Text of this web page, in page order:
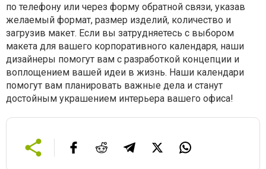
по телефону или через форму обратной связи, указав
желаемый формат, размер изделий, количество и
загрузив макет. Если вы затрудняетесь с выбором
макета для вашего корпоративного календаря, наши
дизайнеры помогут вам с разработкой концепции и
воплощением вашей идеи в жизнь. Наши календари
помогут вам планировать важные дела и станут
достойным украшением интерьера вашего офиса!